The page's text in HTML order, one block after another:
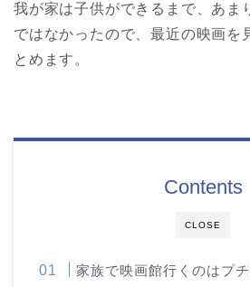
我が家は子供ができるまで、あま
ではなかったので、最近の映画を
とめます。
CLOSE
Contents
家族で映画館行くのはプ